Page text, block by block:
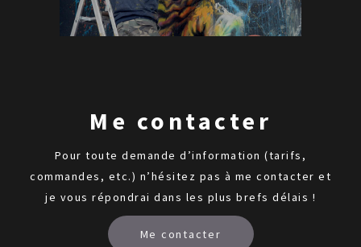
Me contacter
Pour toute demande d’information (tarifs,
commandes, etc.) n’hésitez pas à me contacter et
je vous répondrai dans les plus brefs délais !
Me contacter